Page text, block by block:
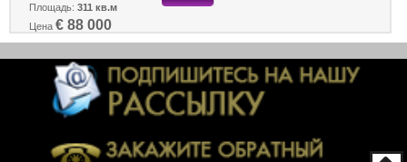
Площадь: 311 кв.м
Цена € 88 000